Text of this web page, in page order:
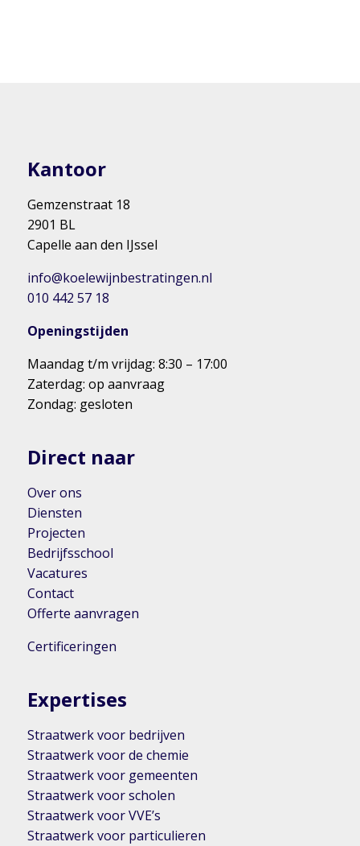
Kantoor
Gemzenstraat 18
2901 BL
Capelle aan den IJssel
info@koelewijnbestratingen.nl
010 442 57 18
Openingstijden
Maandag t/m vrijdag: 8:30 – 17:00
Zaterdag: op aanvraag
Zondag: gesloten
Direct naar
Over ons
Diensten
Projecten
Bedrijfsschool
Vacatures
Contact
Offerte aanvragen
Certificeringen
Expertises
Straatwerk voor bedrijven
Straatwerk voor de chemie
Straatwerk voor gemeenten
Straatwerk voor scholen
Straatwerk voor VVE’s
Straatwerk voor particulieren